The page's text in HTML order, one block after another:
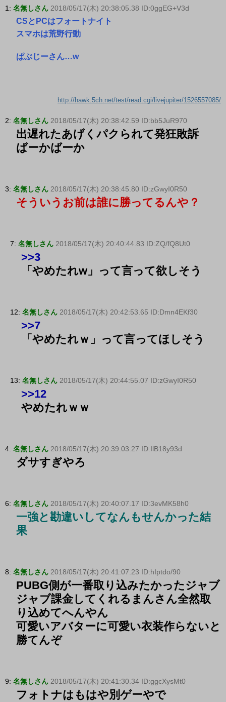
1: 名無しさん 2018/05/17(木) 20:38:05.38 ID:0ggEG+V3d
CSとPCはフォートナイト
スマホは荒野行動
ぱぶじーさん…w
http://hawk.5ch.net/test/read.cgi/livejupiter/1526557085/
2: 名無しさん 2018/05/17(木) 20:38:42.59 ID:bb5JuR970
出遅れたあげくパクられて発狂敗訴
ばーかばーか
3: 名無しさん 2018/05/17(木) 20:38:45.80 ID:zGwyI0R50
そういうお前は誰に勝ってるんや？
7: 名無しさん 2018/05/17(木) 20:40:44.83 ID:ZQ/fQ8Ut0
>>3
「やめたれw」って言って欲しそう
12: 名無しさん 2018/05/17(木) 20:42:53.65 ID:Dmn4EKf30
>>7
「やめたれｗ」って言ってほしそう
13: 名無しさん 2018/05/17(木) 20:44:55.07 ID:zGwyI0R50
>>12
やめたれｗｗ
4: 名無しさん 2018/05/17(木) 20:39:03.27 ID:IlB18y93d
ダサすぎやろ
6: 名無しさん 2018/05/17(木) 20:40:07.17 ID:3evMK58h0
一強と勘違いしてなんもせんかった結
果
8: 名無しさん 2018/05/17(木) 20:41:07.23 ID:hIptdo/90
PUBG側が一番取り込みたかったジャブ
ジャブ課金してくれるまんさん全然取
り込めてへんやん
可愛いアバターに可愛い衣装作らないと
勝てんぞ
9: 名無しさん 2018/05/17(木) 20:41:30.34 ID:ggcXysMt0
フォトナはもはや別ゲーやで